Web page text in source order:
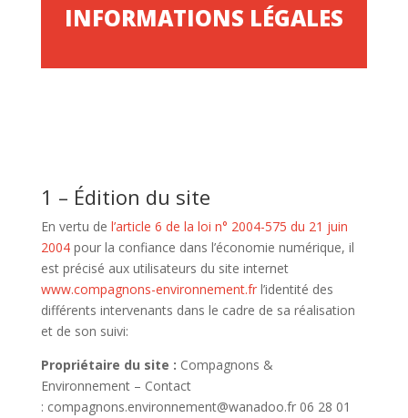
INFORMATIONS LÉGALES
1 – Édition du site
En vertu de l’article 6 de la loi n° 2004-575 du 21 juin
2004 pour la confiance dans l’économie numérique, il
est précisé aux utilisateurs du site internet
www.compagnons-environnement.fr l’identité des
différents intervenants dans le cadre de sa réalisation
et de son suivi:
Propriétaire du site : Compagnons &
Environnement – Contact
: compagnons.environnement@wanadoo.fr 06 28 01